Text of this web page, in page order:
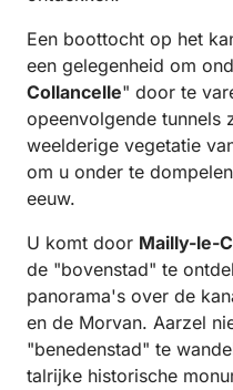
Een boottocht op het
een gelegenheid om
Collancelle" door te
opeenvolgende tunnels
weelderige vegetatie
om u onder te
eeuw.
U komt door Mailly-le-
de "bovenstad" te
panorama's over de
en de Morvan. Aarzel
"benedenstad" te
talrijke historische